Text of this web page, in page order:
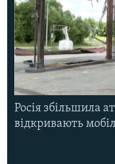
Росія збільшила
відкривають